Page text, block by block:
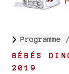
Programme
BÉBÉS
2019